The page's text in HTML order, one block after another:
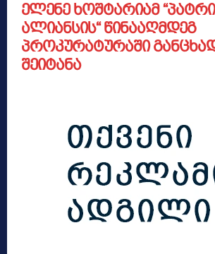
ელენე ხოშტარიამ
ალიანსის“ წინააღმდეგ
პროკურატურაში
შეიტანა